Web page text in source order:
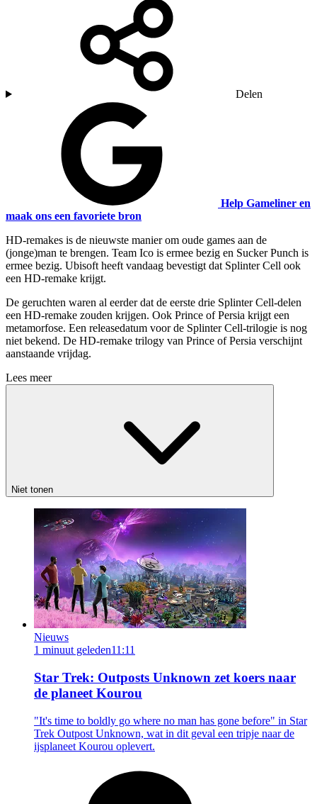
Delen
Help Gameliner en
maak ons een favoriete bron
HD-remakes is de nieuwste manier om oude games aan de
(jonge)man te brengen. Team Ico is ermee bezig en Sucker Punch is
ermee bezig. Ubisoft heeft vandaag bevestigt dat Splinter Cell ook
een HD-remake krijgt.
De geruchten waren al eerder dat de eerste drie Splinter Cell-delen
een HD-remake zouden krijgen. Ook Prince of Persia krijgt een
metamorfose. Een releasedatum voor de Splinter Cell-trilogie is nog
niet bekend. De HD-remake trilogy van Prince of Persia verschijnt
aanstaande vrijdag.
Lees meer
Niet tonen
Nieuws
1 minuut geleden11:11
Star Trek: Outposts Unknown zet koers naar
de planeet Kourou
"It's time to boldly go where no man has gone before" in Star
Trek Outpost Unknown, wat in dit geval een tripje naar de
ijsplaneet Kourou oplevert.